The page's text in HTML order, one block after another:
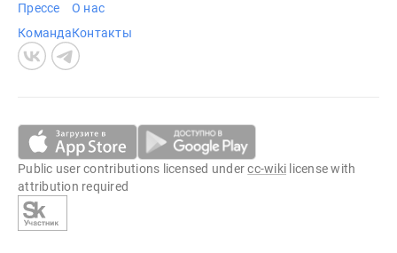
Прессе
Команда
О нас
Контакты
Public user contributions licensed undercc-wiki license with
attribution required